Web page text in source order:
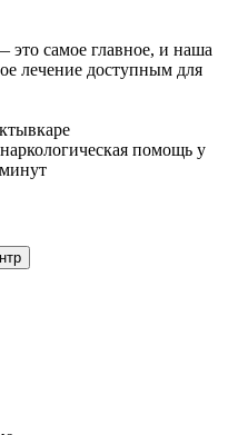
самое главное, и наша
лечение доступным для
помощь у